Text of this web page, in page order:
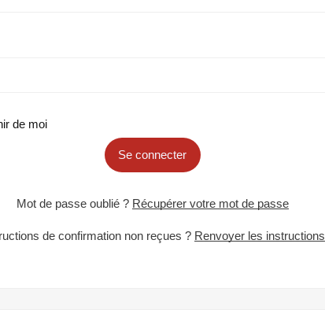
de moi
Se connecter
Mot de passe oublié ? Récupérer votre mot de passe
de confirmation non reçues ? Renvoyer les instructions